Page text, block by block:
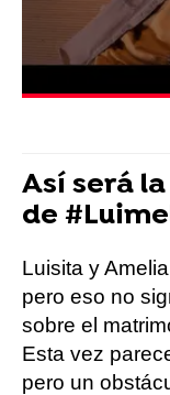
Así será
de
Luisita y
pero eso no
sobre el
Esta vez
pero un